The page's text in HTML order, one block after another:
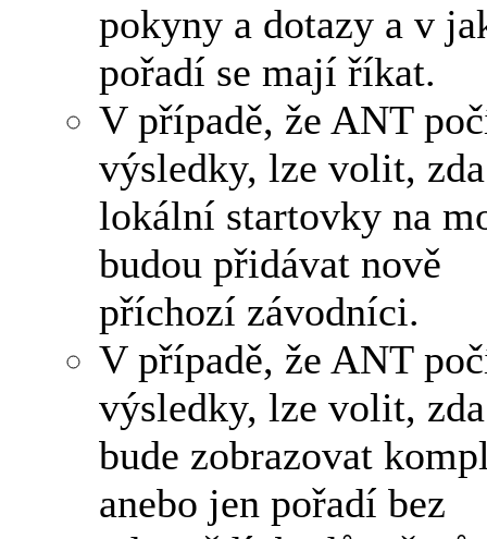
pokyny a dotazy a v
pořadí se mají říkat.
V případě, že ANT
výsledky, lze volit,
lokální startovky na
budou přidávat nově
příchozí závodníci.
V případě, že ANT
výsledky, lze volit,
bude zobrazovat
anebo jen pořadí bez